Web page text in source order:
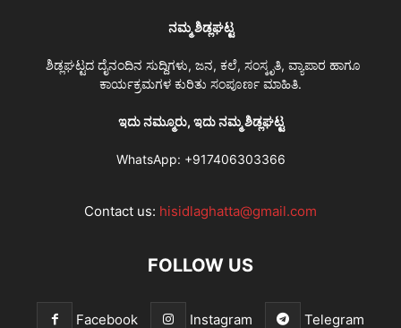
ನಮ್ಮ ಶಿಡ್ಲಘಟ್ಟ
ಶಿಡ್ಲಘಟ್ಟದ ದೈನಂದಿನ ಸುದ್ದಿಗಳು, ಜನ, ಕಲೆ, ಸಂಸ್ಕೃತಿ, ವ್ಯಾಪಾರ ಹಾಗೂ
ಕಾರ್ಯಕ್ರಮಗಳ ಕುರಿತು ಸಂಪೂರ್ಣ ಮಾಹಿತಿ.
ಇದು ನಮ್ಮೂರು, ಇದು ನಮ್ಮ ಶಿಡ್ಲಘಟ್ಟ
WhatsApp: +917406303366
Contact us: hisidlaghatta@gmail.com
FOLLOW US
Facebook Instagram Telegram